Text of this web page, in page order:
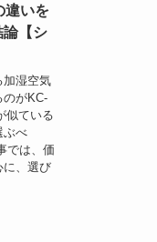
違いを
論【シ
加湿空気
のがKC-
似ている
ぶべ
では、価
に、選び